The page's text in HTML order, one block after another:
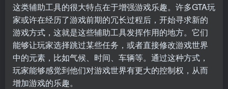
这类辅助工具的很大特点在于增强游戏乐趣。许多GTA玩
家或许在经历了游戏前期的冗长过程后，开始寻求新的
游戏方式，这就是这些辅助工具发挥作用的地方。它们
能够让玩家选择跳过某些任务，或者直接修改游戏世界
中的元素，比如气候、时间、车辆等。通过这种方式，
玩家能够感觉到他们对游戏世界有更大的控制权，从而
增加游戏的乐趣。